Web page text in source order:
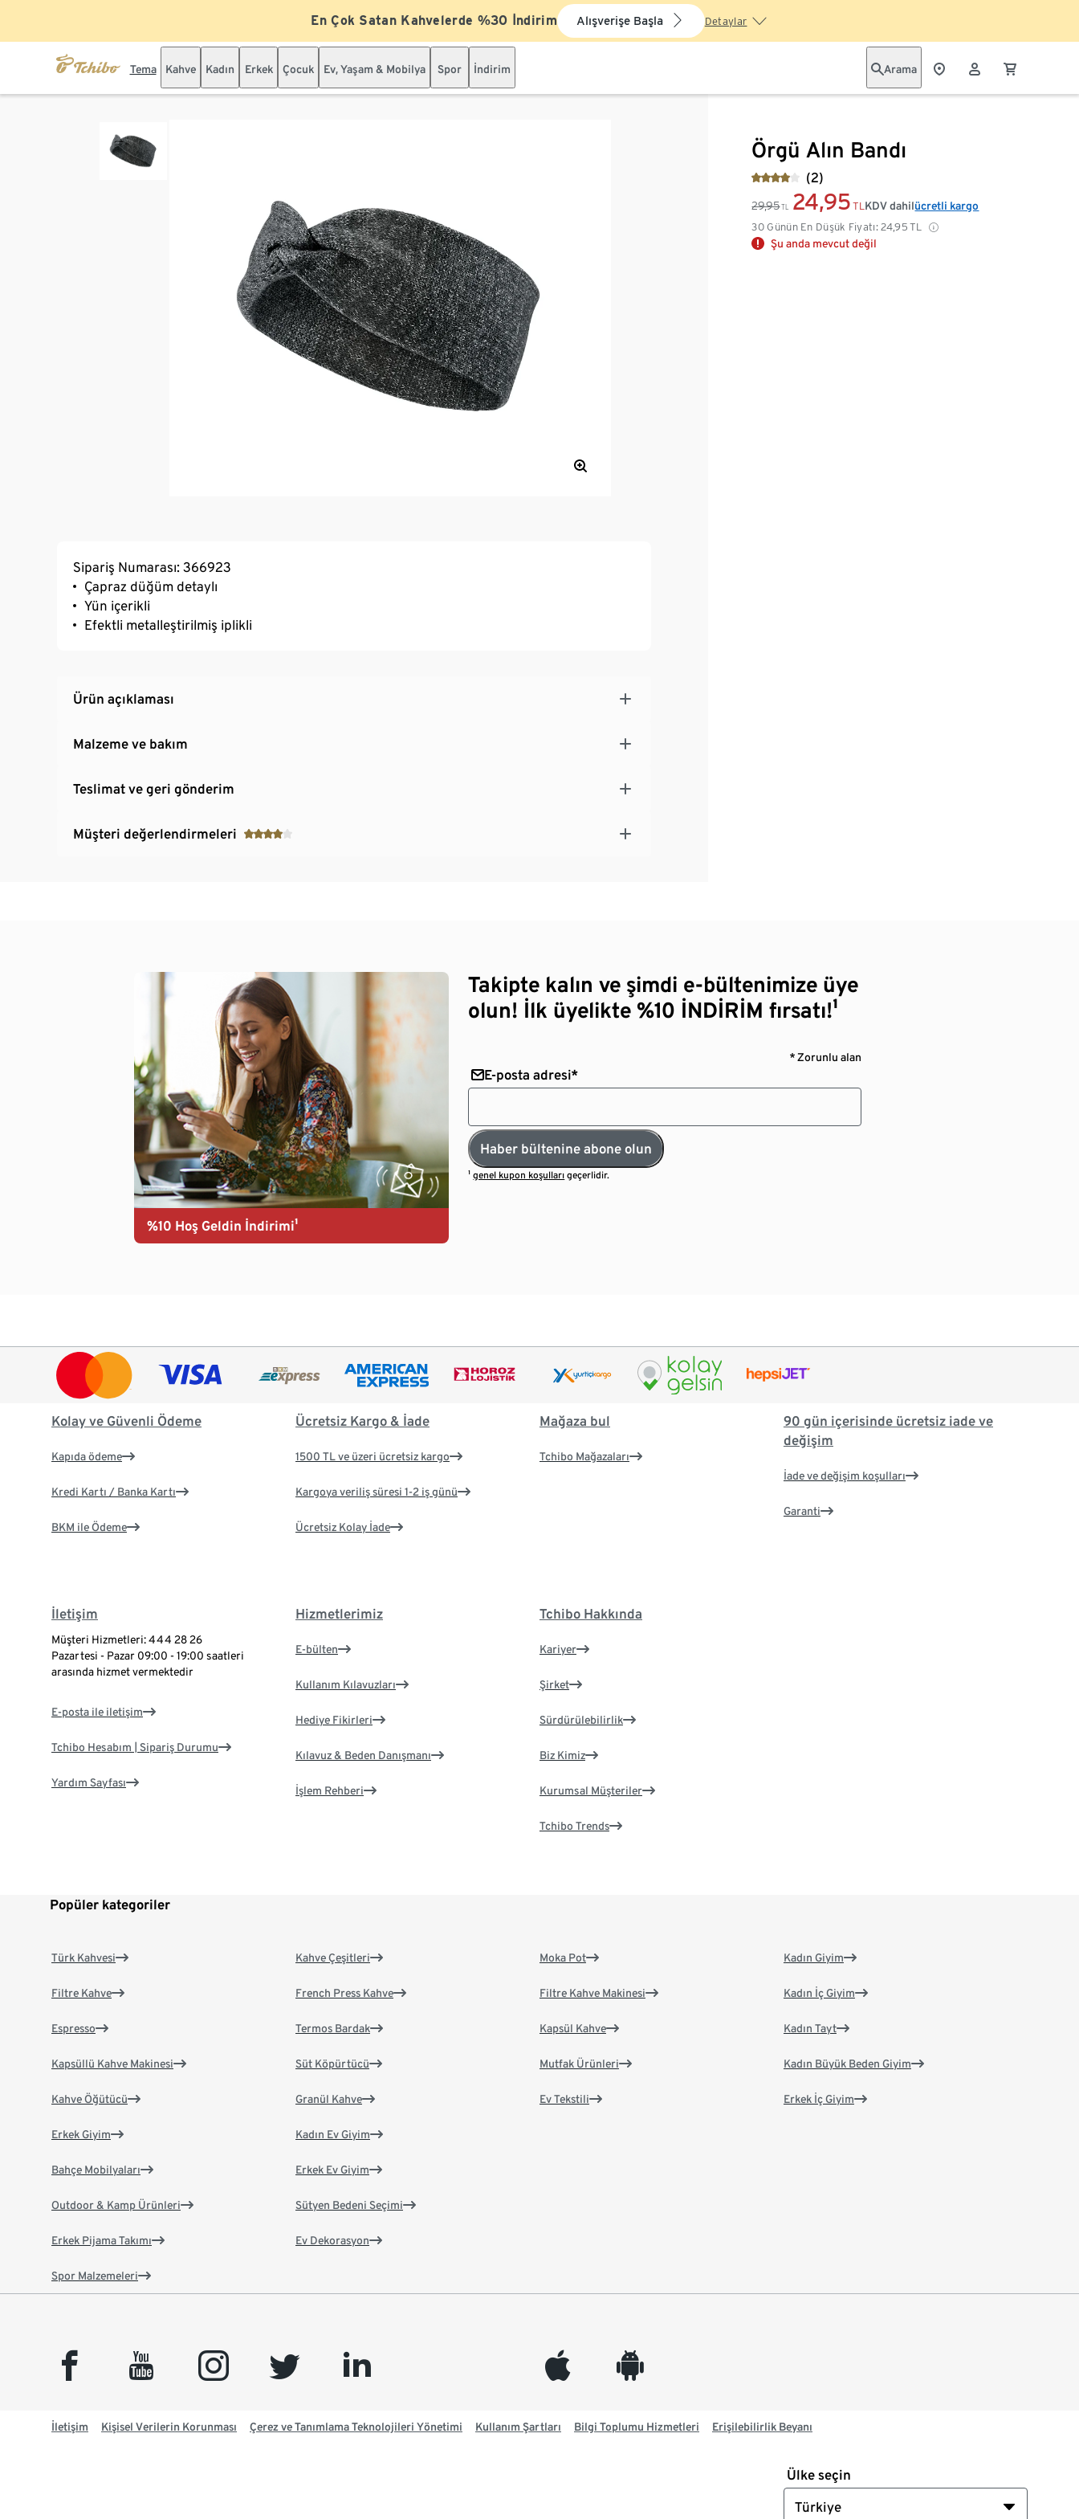
En Çok Satan Kahvelerde %30 İndirim Alışverişe Başla Detaylar
Tema Kahve Kadın Erkek Çocuk Ev, Yaşam & Mobilya Spor İndirim Arama
Örgü Alın Bandı
(2)
29,95 TL 24,95 TL
30 Günün En Düşük Fiyatı: 24,95 TL
KDV dahilücretli kargo
Şu anda mevcut değil
Sipariş Numarası: 366923
Çapraz düğüm detaylı
Yün içerikli
Efektli metalleştirilmiş iplikli
Ürün açıklaması
Malzeme ve bakım
Teslimat ve geri gönderim
Müşteri değerlendirmeleri
%10 Hoş Geldin İndirimi¹
Takipte kalın ve şimdi e-bültenimize üye
olun! İlk üyelikte %10 İNDİRİM fırsatı!¹
* Zorunlu alan
E-posta adresi*
Haber bültenine abone olun
¹genel kupon koşulları geçerlidir.
Kolay ve Güvenli Ödeme
Kapıda ödeme
Kredi Kartı / Banka Kartı
BKM ile Ödeme
Ücretsiz Kargo & İade
1500 TL ve üzeri ücretsiz kargo
Kargoya veriliş süresi 1-2 iş günü
Ücretsiz Kolay İade
Mağaza bul
Tchibo Mağazaları
90 gün içerisinde ücretsiz iade ve
değişim
İade ve değişim koşulları
Garanti
İletişim
Müşteri Hizmetleri: 444 28 26
Pazartesi - Pazar 09:00 - 19:00 saatleri
arasında hizmet vermektedir
E-posta ile iletişim
Tchibo Hesabım | Sipariş Durumu
Yardım Sayfası
Hizmetlerimiz
E-bülten
Kullanım Kılavuzları
Hediye Fikirleri
Kılavuz & Beden Danışmanı
İşlem Rehberi
Tchibo Hakkında
Kariyer
Şirket
Sürdürülebilirlik
Biz Kimiz
Kurumsal Müşteriler
Tchibo Trends
Popüler kategoriler
Türk Kahvesi
Filtre Kahve
Espresso
Kapsüllü Kahve Makinesi
Kahve Öğütücü
Kahve Çeşitleri
French Press Kahve
Termos Bardak
Süt Köpürtücü
Granül Kahve
Moka Pot
Filtre Kahve Makinesi
Kapsül Kahve
Mutfak Ürünleri
Ev Tekstili
Kadın Giyim
Kadın İç Giyim
Kadın Tayt
Kadın Büyük Beden Giyim
Erkek İç Giyim
Erkek Giyim
Bahçe Mobilyaları
Outdoor & Kamp Ürünleri
Erkek Pijama Takımı
Spor Malzemeleri
Kadın Ev Giyim
Erkek Ev Giyim
Sütyen Bedeni Seçimi
Ev Dekorasyon
facebook youtube instagram twitter linkedin appleinc android
İletişim Kişisel Verilerin Korunması Çerez ve Tanımlama Teknolojileri Yönetimi Kullanım Şartları Bilgi Toplumu Hizmetleri Erişilebilirlik Beyanı
Ülke seçin
Türkiye